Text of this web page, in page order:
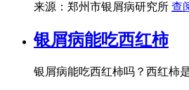
来源：郑州市银屑病研究所 查
银屑病能吃西红柿
银屑病能吃西红柿吗？西红柿